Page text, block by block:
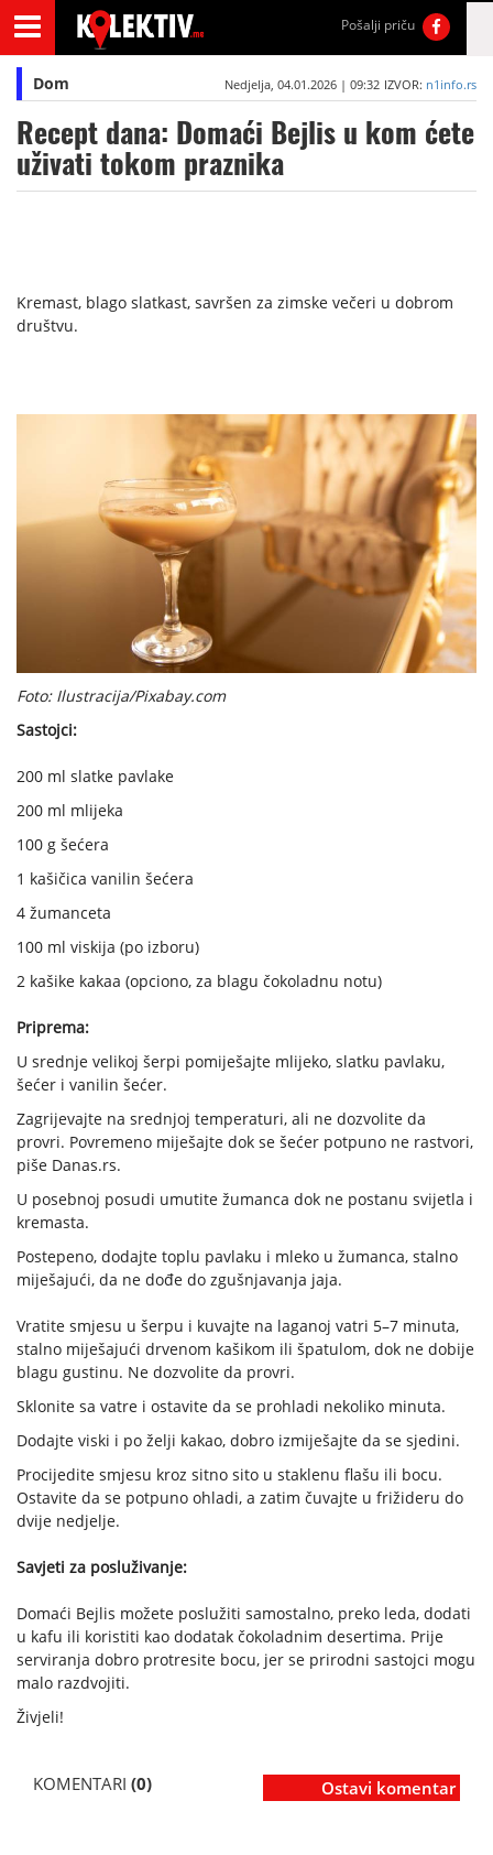
Pošalji priču
Dom Nedjelja, 04.01.2026 | 09:32 IZVOR: n1info.rs
Recept dana: Domaći Bejlis u kom ćete
uživati tokom praznika
Kremast, blago slatkast, savršen za zimske večeri u dobrom
društvu.
Foto: Ilustracija/Pixabay.com
Sastojci:
200 ml slatke pavlake
200 ml mlijeka
100 g šećera
1 kašičica vanilin šećera
4 žumanceta
100 ml viskija (po izboru)
2 kašike kakaa (opciono, za blagu čokoladnu notu)
Priprema:
U srednje velikoj šerpi pomiješajte mlijeko, slatku pavlaku,
šećer i vanilin šećer.
Zagrijevajte na srednjoj temperaturi, ali ne dozvolite da
provri. Povremeno miješajte dok se šećer potpuno ne rastvori,
piše Danas.rs.
U posebnoj posudi umutite žumanca dok ne postanu svijetla i
kremasta.
Postepeno, dodajte toplu pavlaku i mleko u žumanca, stalno
miješajući, da ne dođe do zgušnjavanja jaja.
Vratite smjesu u šerpu i kuvajte na laganoj vatri 5–7 minuta,
stalno miješajući drvenom kašikom ili špatulom, dok ne dobije
blagu gustinu. Ne dozvolite da provri.
Sklonite sa vatre i ostavite da se prohladi nekoliko minuta.
Dodajte viski i po želji kakao, dobro izmiješajte da se sjedini.
Procijedite smjesu kroz sitno sito u staklenu flašu ili bocu.
Ostavite da se potpuno ohladi, a zatim čuvajte u frižideru do
dvije nedjelje.
Savjeti za posluživanje:
Domaći Bejlis možete poslužiti samostalno, preko leda, dodati
u kafu ili koristiti kao dodatak čokoladnim desertima. Prije
serviranja dobro protresite bocu, jer se prirodni sastojci mogu
malo razdvojiti.
Živjeli!
KOMENTARI (0) Ostavi komentar